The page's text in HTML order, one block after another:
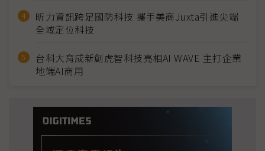
昕力資訊跨足國防科技 攜手美商Juxta引進尖端
全域定位科技
台科大育成新創虎智科技亮相AI WAVE 主打企業
地端AI商用